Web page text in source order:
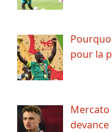
pour la
Mercato
devance